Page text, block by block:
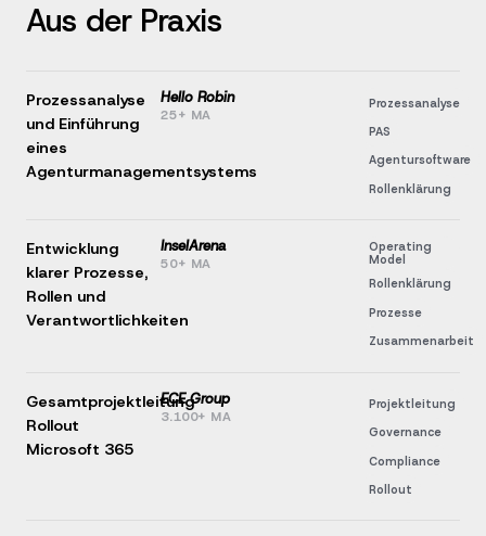
Aus der Praxis
Prozessanalyse
und Einführung
eines
Agenturmanagementsystems
Hello Robin
25+ MA
Prozessanalyse
PAS
Agentursoftware
Rollenklärung
Entwicklung
klarer Prozesse,
Rollen und
Verantwortlichkeiten
InselArena
50+ MA
Operating
Model
Rollenklärung
Prozesse
Zusammenarbeit
Gesamtprojektleitung
Rollout
Microsoft 365
ECE Group
3.100+ MA
Projektleitung
Governance
Compliance
Rollout